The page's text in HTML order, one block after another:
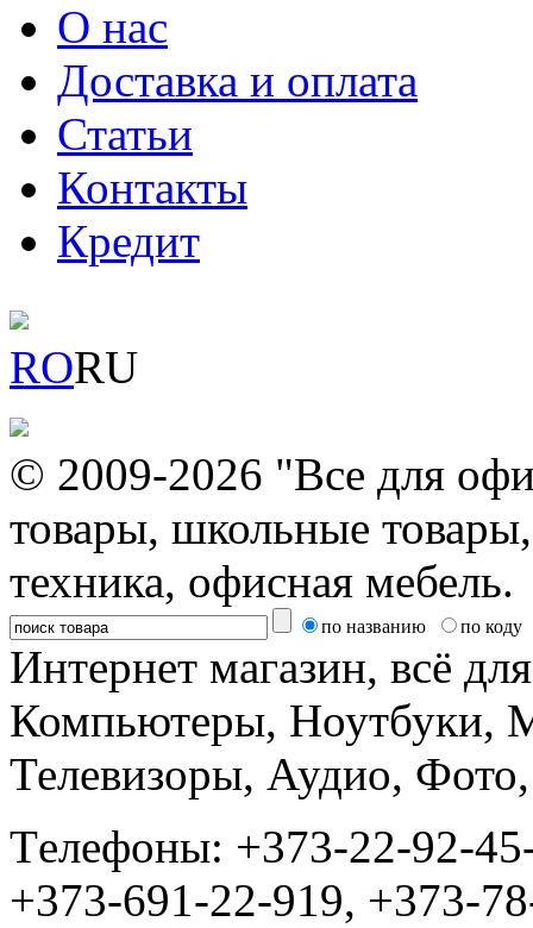
О нас
Доставка и оплата
Статьи
Контакты
Кредит
RORU
© 2009-2026 "Все для
товары, школьные
техника, офисная мебель.
по названию по коду
Интернет магазин, всё
Компьютеры, Ноутбуки,
Телевизоры, Аудио,
Tелефоны: +373-22-92-
+373-691-22-919, +373-